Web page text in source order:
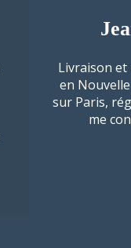
Livraison et
en
sur Paris,
me